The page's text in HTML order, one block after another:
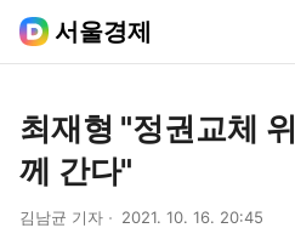
서울경제
최재형 "정권교체
께 간다"
김남균 기자 2021. 10. 16. 20:45